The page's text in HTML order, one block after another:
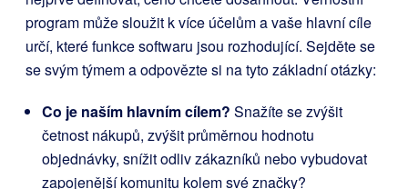
program může sloužit k více účelům a vaše hlavní cíle
určí, které funkce softwaru jsou rozhodující. Sejděte se
se svým týmem a odpovězte si na tyto základní otázky:
Co je naším hlavním cílem? Snažíte se zvýšit
četnost nákupů, zvýšit průměrnou hodnotu
objednávky, snížit odliv zákazníků nebo vybudovat
zapojenější komunitu kolem své značky?